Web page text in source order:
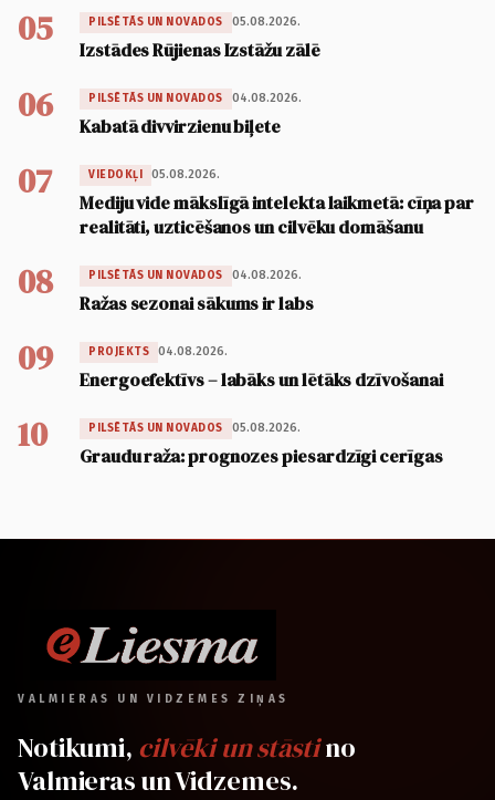
05 PILSĒTĀS UN NOVADOS 05.08.2026.
Izstādes Rūjienas Izstāžu zālē
06 PILSĒTĀS UN NOVADOS 04.08.2026.
Kabatā divvirzienu biļete
07 VIEDOKĻI 05.08.2026.
Mediju vide mākslīgā intelekta laikmetā: cīņa par
realitāti, uzticēšanos un cilvēku domāšanu
08 PILSĒTĀS UN NOVADOS 04.08.2026.
Ražas sezonai sākums ir labs
09 PROJEKTS 04.08.2026.
Energoefektīvs – labāks un lētāks dzīvošanai
10 PILSĒTĀS UN NOVADOS 05.08.2026.
Graudu raža: prognozes piesardzīgi cerīgas
VALMIERAS UN VIDZEMES ZIŅAS
Notikumi, cilvēki un stāstino
Valmieras un Vidzemes.